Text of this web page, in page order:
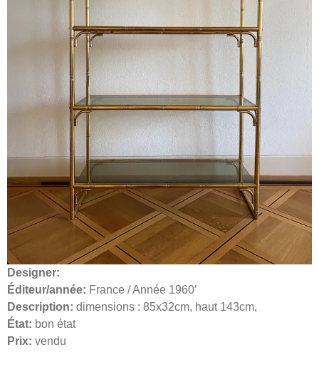
Designer:
Éditeur/année: France / Année 1960′
Description: dimensions : 85x32cm, haut 143cm,
État: bon état
Prix: vendu